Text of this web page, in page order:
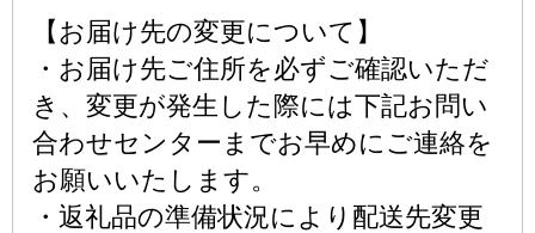
【お届け先の変更について】
・お届け先ご住所を必ずご確認いただ
き、変更が発生した際には下記お問い
合わせセンターまでお早めにご連絡を
お願いいたします。
・返礼品の準備状況により配送先変更